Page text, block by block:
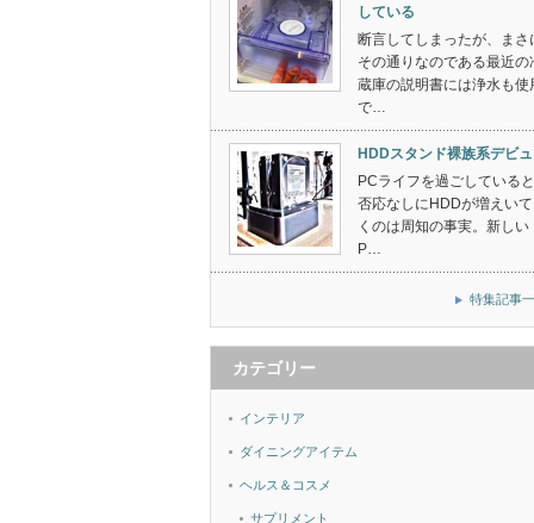
している
断言してしまったが、まさ
その通りなのである最近の
蔵庫の説明書には浄水も使
で…
HDDスタンド裸族系デビ
PCライフを過ごしていると
否応なしにHDDが増えい
くのは周知の事実。新しい
P…
特集記事
カテゴリー
インテリア
ダイニングアイテム
ヘルス＆コスメ
サプリメント